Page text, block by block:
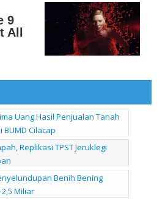
Uang Hasil Penjualan Tanah
Cilacap
Replikasi TPST Jeruklegi
Benih Bening
Miliar